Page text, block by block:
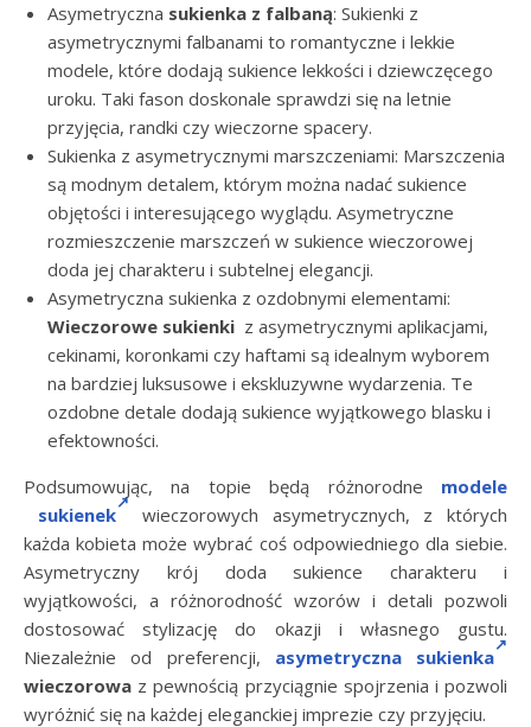
Asymetryczna sukienka z falbaną: Sukienki z
asymetrycznymi falbanami to romantyczne i lekkie
modele, które dodają sukience lekkości i dziewczęcego
uroku. Taki fason doskonale sprawdzi się na letnie
przyjęcia, randki czy wieczorne spacery.
Sukienka z asymetrycznymi marszczeniami: Marszczenia
są modnym detalem, którym można nadać sukience
objętości i interesującego wyglądu. Asymetryczne
rozmieszczenie marszczeń w sukience wieczorowej
doda jej charakteru i subtelnej elegancji.
Asymetryczna sukienka z ozdobnymi elementami:
Wieczorowe sukienki z asymetrycznymi aplikacjami,
cekinami, koronkami czy haftami są idealnym wyborem
na bardziej luksusowe i ekskluzywne wydarzenia. Te
ozdobne detale dodają sukience wyjątkowego blasku i
efektowności.
Podsumowując, na topie będą różnorodne modele
sukienek
wieczorowych asymetrycznych, z których
każda kobieta może wybrać coś odpowiedniego dla siebie.
Asymetryczny krój doda sukience charakteru i
wyjątkowości, a różnorodność wzorów i detali pozwoli
dostosować stylizację do okazji i własnego gustu.
Niezależnie od preferencji, asymetryczna sukienka
wieczorowa z pewnością przyciągnie spojrzenia i pozwoli
wyróżnić się na każdej eleganckiej imprezie czy przyjęciu.